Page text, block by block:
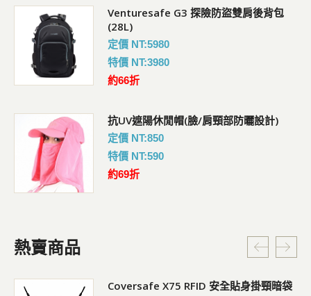
Venturesafe G3 探險防盜雙肩後背包
(28L)
定價 NT:5980
特價 NT:3980
約66折
抗UV遮陽休閒帽(臉/肩頸部防曬設計)
定價 NT:850
特價 NT:590
約69折
熱賣商品
Coversafe X75 RFID 安全貼身掛頸暗袋